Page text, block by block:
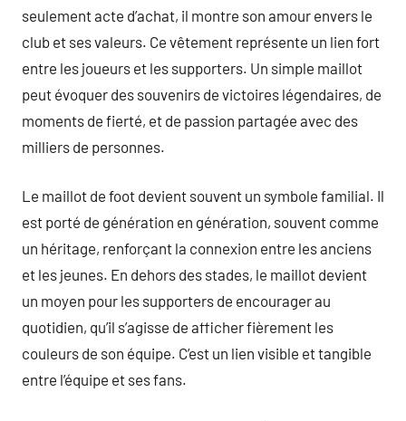
seulement acte d’achat, il montre son amour envers le
club et ses valeurs. Ce vêtement représente un lien fort
entre les joueurs et les supporters. Un simple maillot
peut évoquer des souvenirs de victoires légendaires, de
moments de fierté, et de passion partagée avec des
milliers de personnes.
Le maillot de foot devient souvent un symbole familial. Il
est porté de génération en génération, souvent comme
un héritage, renforçant la connexion entre les anciens
et les jeunes. En dehors des stades, le maillot devient
un moyen pour les supporters de encourager au
quotidien, qu’il s’agisse de afficher fièrement les
couleurs de son équipe. C’est un lien visible et tangible
entre l’équipe et ses fans.